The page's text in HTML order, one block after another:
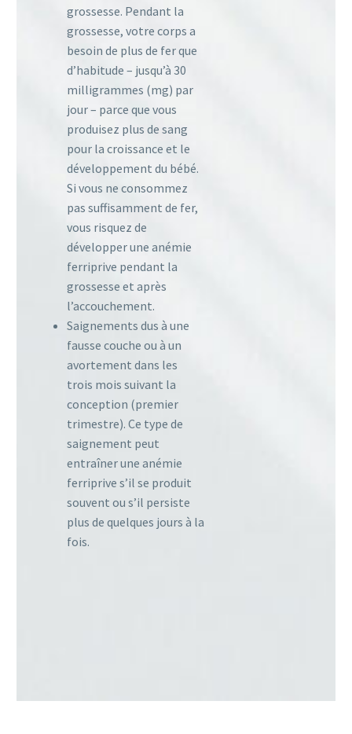
grossesse. Pendant la
grossesse, votre corps a
besoin de plus de fer que
d’habitude – jusqu’à 30
milligrammes (mg) par
jour – parce que vous
produisez plus de sang
pour la croissance et le
développement du bébé.
Si vous ne consommez
pas suffisamment de fer,
vous risquez de
développer une anémie
ferriprive pendant la
grossesse et après
l’accouchement.
Saignements dus à une
fausse couche ou à un
avortement dans les
trois mois suivant la
conception (premier
trimestre). Ce type de
saignement peut
entraîner une anémie
ferriprive s’il se produit
souvent ou s’il persiste
plus de quelques jours à la
fois.